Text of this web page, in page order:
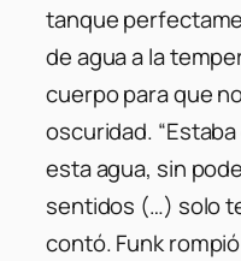
tanque
de agua a la
cuerpo para que
oscuridad.
esta agua, sin
sentidos (…) solo
contó. Funk